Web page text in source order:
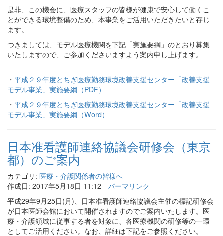
是非、この機会に、医療スタッフの皆様が健康で安心して働くこ
とができる環境整備のため、本事業をご活用いただきたいと存じ
ます。
つきましては、モデル医療機関を下記「実施要綱」のとおり募集
いたしますので、ご参加くださいますよう案内申し上げます。
・ 平成２９年度とちぎ医療勤務環境改善支援センター「改善支援
モデル事業」実施要綱（PDF）
・ 平成２９年度とちぎ医療勤務環境改善支援センター「改善支援
モデル事業」実施要綱（Word）
日本准看護師連絡協議会研修会（東京
都）のご案内
カテゴリ: 医療・介護関係者の皆様へ
作成日: 2017年5月18日 11:12
パーマリンク
平成29年9月25日(月)、日本准看護師連絡協議会主催の標記研修会
が日本医師会館において開催されますのでご案内いたします。 医
療・介護領域に従事する者を対象に、各医療機関の研修等の一環
としてご活用ください。 なお、詳細は下記をご参照ください。